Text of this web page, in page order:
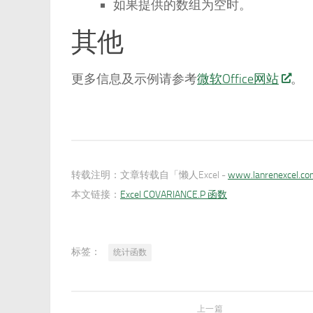
如果提供的数组为空时。
其他
更多信息及示例请参考微软Office网站 。
转载注明： 文章转载自「懒人Excel -
本文链接： Excel COVARIANCE.P 函数
标签： 统计函数
上一篇